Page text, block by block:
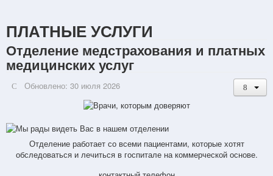
ПЛАТНЫЕ УСЛУГИ
Отделение медстрахования и платных
медицинских услуг
Обновлено: 30 июля 2026
Отделение работает со всеми пациентами, которые хотят
обследоваться и лечиться в госпитале на коммерческой основе.